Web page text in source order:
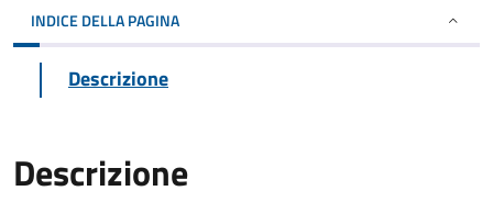
INDICE DELLA PAGINA
Descrizione
Descrizione